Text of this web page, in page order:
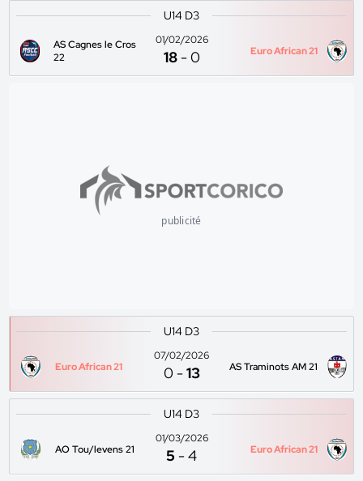
U14 D3
AS Cagnes le Cros
22
01/02/2026
18 -0 Euro African 21
publicité
U14 D3
Euro African 21
07/02/2026
0 -13 AS Traminots AM 21
U14 D3
AO Tou/levens 21
01/03/2026
5 -4 Euro African 21